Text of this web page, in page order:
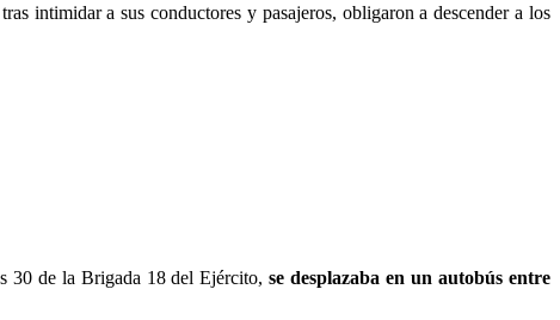
intimidar a sus conductores y pasajeros, obligaron a descender a los
30 de la Brigada 18 del Ejército,se desplazaba en un autobús entre